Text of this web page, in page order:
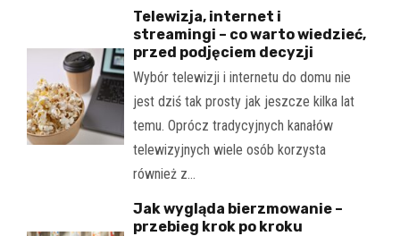
Telewizja, internet i
streamingi – co warto wiedzieć,
przed podjęciem decyzji
Wybór telewizji i internetu do domu nie
jest dziś tak prosty jak jeszcze kilka lat
temu. Oprócz tradycyjnych kanałów
telewizyjnych wiele osób korzysta
również z…
Jak wygląda bierzmowanie –
przebieg krok po kroku